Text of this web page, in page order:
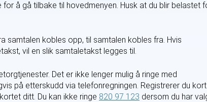
å gå tilbake til hovedmenyen. Husk at du blir belastet
samtalen kobles opp, til samtalen kobles fra. Hvis
vil en slik samtaletakst legges til.
Det er ikke lenger mulig å ringe med
på etterskudd via telefonregningen. Registrerer du
ditt. Du kan ikke ringe 820 97 123 dersom du har